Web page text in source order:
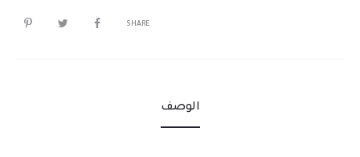
SHARE
الوصف